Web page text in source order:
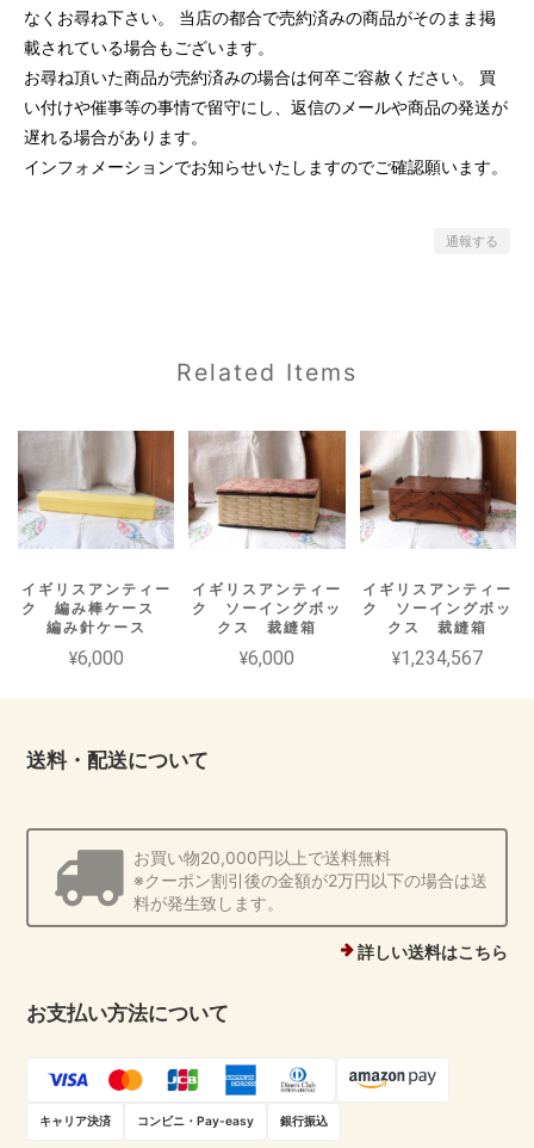
なくお尋ね下さい。 当店の都合で売約済みの商品がそのまま掲
載されている場合もございます。
お尋ね頂いた商品が売約済みの場合は何卒ご容赦ください。 買
い付けや催事等の事情で留守にし、返信のメールや商品の発送が
遅れる場合があります。
インフォメーションでお知らせいたしますのでご確認願います。
通報する
Related Items
イギリスアンティー
ク 編み棒ケース
編み針ケース
¥6,000
イギリスアンティー
ク ソーイングボッ
クス 裁縫箱
¥6,000
イギリスアンティー
ク ソーイングボッ
クス 裁縫箱
¥1,234,567
送料・配送について
お買い物20,000円以上で送料無料
※クーポン割引後の金額が2万円以下の場合は送
料が発生致します。
詳しい送料はこちら
お支払い方法について
キャリア決済 コンビニ・Pay-easy 銀行振込